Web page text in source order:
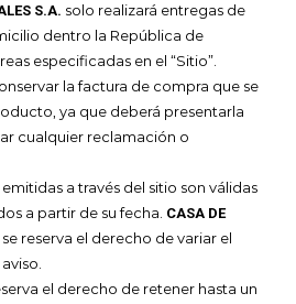
S.A. solo realizará entregas de
dentro la República de
especificadas en el “Sitio”.
la factura de compra que se
ya que deberá presentarla
cualquier reclamación o
a través del sitio son válidas
a partir de su fecha. CASA DE
se reserva el derecho de variar el
el derecho de retener hasta un